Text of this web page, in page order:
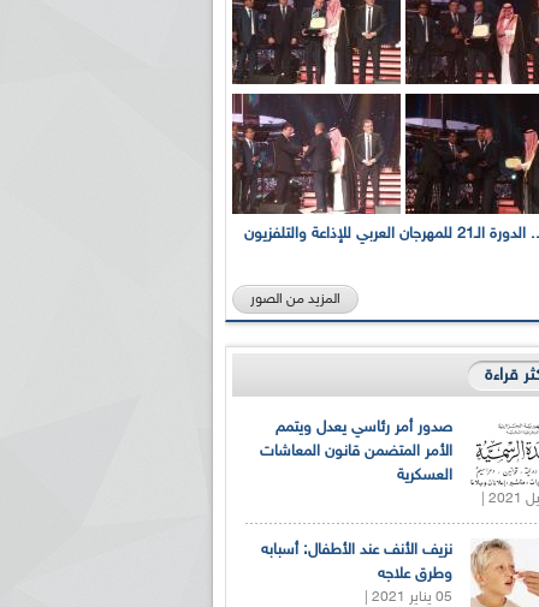
بالصور... الدورة الـ21 للمهرجان العربي للإذاعة والتلفزيون
المزيد من الصور
قراءة
صدور أمر رئاسي يعدل ويتمم
الأمر المتضمن قانون المعاشات
العسكرية
نزيف الأنف عند الأطفال: أسبابه
وطرق علاجه
05 يناير 2021 |